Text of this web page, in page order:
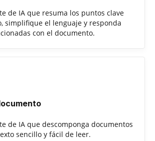
de IA que resuma los puntos clave
simplifique el lenguaje y responda
con el documento.
de IA que descomponga documentos
sencillo y fácil de leer.